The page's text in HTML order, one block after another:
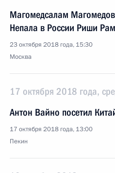
Магомедсалам Магомедов
Непала в России Риши
23 октября 2018 года, 15:30
Москва
17 октября 2018 года,
Антон Вайно посетил
17 октября 2018 года, 13:00
Пекин